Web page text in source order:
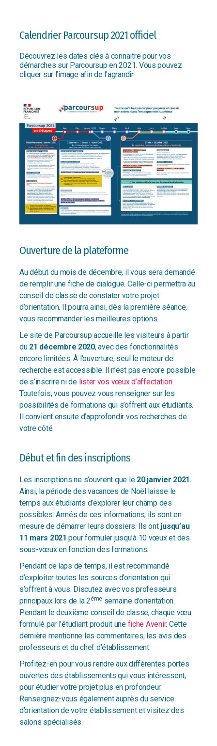
Calendrier Parcoursup 2021 officiel
Découvrez les dates clés à connaitre pour vos
démarches sur Parcoursup en 2021. Vous pouvez
cliquer sur l’image afin de l’agrandir.
Ouverture de la plateforme
Au début du mois de décembre, il vous sera demandé
de remplir une fiche de dialogue. Celle-ci permettra au
conseil de classe de constater votre projet
d’orientation. Il pourra ainsi, dès la première séance,
vous recommander les meilleures options.
Le site de Parcoursup accueille les visiteurs à partir
du 21 décembre 2020, avec des fonctionnalités
encore limitées. À l’ouverture, seul le moteur de
recherche est accessible. Il n’est pas encore possible
de s’inscrire ni de lister vos vœux d’affectation.
Toutefois, vous pouvez vous renseigner sur les
possibilités de formations qui s’offrent aux étudiants.
Il convient ensuite d’approfondir vos recherches de
votre côté.
Début et fin des inscriptions
Les inscriptions ne s’ouvrent que le 20 janvier 2021.
Ainsi, la période des vacances de Noël laisse le
temps aux étudiants d’explorer leur champ des
possibles. Armés de ces informations, ils sont en
mesure de démarrer leurs dossiers. Ils ont jusqu’au
11 mars 2021 pour formuler jusqu’à 10 vœux et des
sous-vœux en fonction des formations.
Pendant ce laps de temps, il est recommandé
d’exploiter toutes les sources d’orientation qui
s’offrent à vous. Discutez avec vos professeurs
principaux lors de la 2ème semaine d’orientation.
Pendant le deuxième conseil de classe, chaque vœu
formulé par l’étudiant produit une fiche Avenir. Cette
dernière mentionne les commentaires, les avis des
professeurs et du chef d’établissement.
Profitez-en pour vous rendre aux différentes portes
ouvertes des établissements qui vous intéressent,
pour étudier votre projet plus en profondeur.
Renseignez-vous également auprès du service
d’orientation de votre établissement et visitez des
salons spécialisés.